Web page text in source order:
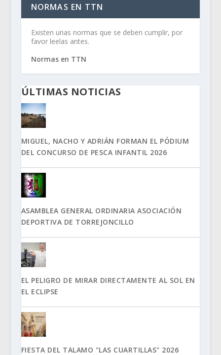
NORMAS EN TTN
Existen unas normas que se deben cumplir, por
favor leelas antes.
Normas en TTN
ÚLTIMAS NOTICIAS
MIGUEL, NACHO Y ADRIÁN FORMAN EL PÓDIUM
DEL CONCURSO DE PESCA INFANTIL 2026
ASAMBLEA GENERAL ORDINARIA ASOCIACIÓN
DEPORTIVA DE TORREJONCILLO
EL PELIGRO DE MIRAR DIRECTAMENTE AL SOL EN
EL ECLIPSE
FIESTA DEL TALAMO "LAS CUARTILLAS" 2026